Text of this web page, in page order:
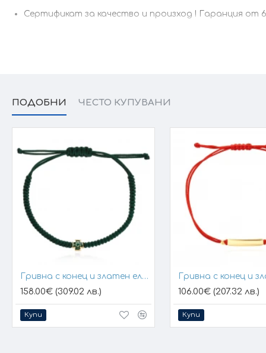
Сертификат за качество и произход ! Гаранция от
ПОДОБНИ ЧЕСТО КУПУВАНИ
Гривна с конец и златен елемент кръст
158.00€ (309.02 лв.)
Купи
106.00€ (207.32 лв.)
Купи